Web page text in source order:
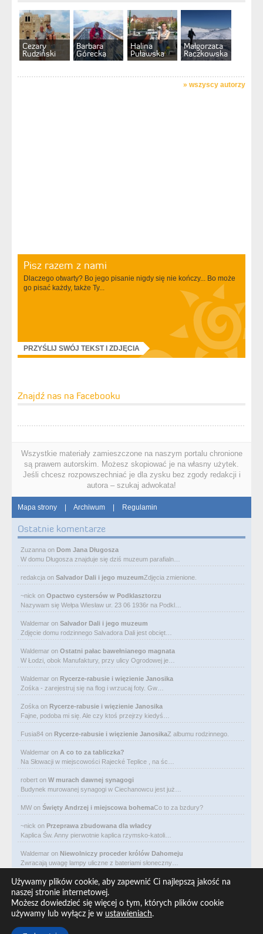
Cezary
Rudziński
Barbara
Górecka
Halina
Puławska
Małgorzata
Raczkowska
» wszyscy autorzy
Pisz razem z nami
Dlaczego otwarty? Bo jego pisanie nigdy się nie kończy... Bo może
go pisać każdy, także Ty...
PRZYŚLIJ SWÓJ TEKST I ZDJĘCIA
Znajdź nas na Facebooku
Wszystkie materiały zamieszczone na naszym portalu chronione
są prawem autorskim. Możesz skopiować je na własny użytek.
Jeśli chcesz rozpowszechniać je dla zysku bez zgody redakcji i
autora – szukaj adwokata!
Mapa strony | Archiwum | Regulamin
Ostatnie komentarze
Zuzanna on Dom Jana Długosza
W domu Długosza znajduje się dziś muzeum parafialn…
redakcja on Salvador Dali i jego muzeumZdjęcia zmienione.
~nick on Opactwo cystersów w Podklasztorzu
Nazywam się Wełpa Wiesław ur. 23 06 1936r na Podkl…
Waldemar on Salvador Dali i jego muzeum
Zdjęcie domu rodzinnego Salvadora Dali jest obcięt…
Waldemar on Ostatni pałac bawełnianego magnata
W Łodzi, obok Manufaktury, przy ulicy Ogrodowej je…
Waldemar on Rycerze-rabusie i więzienie Janosika
Zośka - zarejestruj się na flog i wrzucaj foty. Gw…
Zośka on Rycerze-rabusie i więzienie Janosika
Fajne, podoba mi się. Ale czy ktoś przejrzy kiedyś…
Fusia84 on Rycerze-rabusie i więzienie JanosikaZ albumu rodzinnego.
Waldemar on A co to za tabliczka?
Na Słowacji w miejscowości Rajecké Teplice , na śc…
robert on W murach dawnej synagogi
Budynek murowanej synagogi w Ciechanowcu jest już…
MW on Święty Andrzej i miejscowa bohemaCo to za bzdury?
~nick on Przeprawa zbudowana dla władcy
Kaplica Św. Anny pierwotnie kaplica rzymsko-katoli…
Waldemar on Niewolniczy proceder królów Dahomeju
Zwracają uwagę lampy uliczne z bateriami słoneczny…
Waldemar on Adam Asnyk. Poeta z mojego miasta
CIEKAWOSTKA że pod banderą Malty pływa statek m/v…
Waldemar on
Historia na Wawelskim Wzgórzu
Michał Bogoria Skotnicki (1775–1808). Portret Mich…
Używamy plików cookie, aby zapewnić Ci najlepszą jakość na
naszej stronie internetowej.
Możesz dowiedzieć się więcej o tym, których plików cookie
używamy lub wyłącz je w ustawieniach.